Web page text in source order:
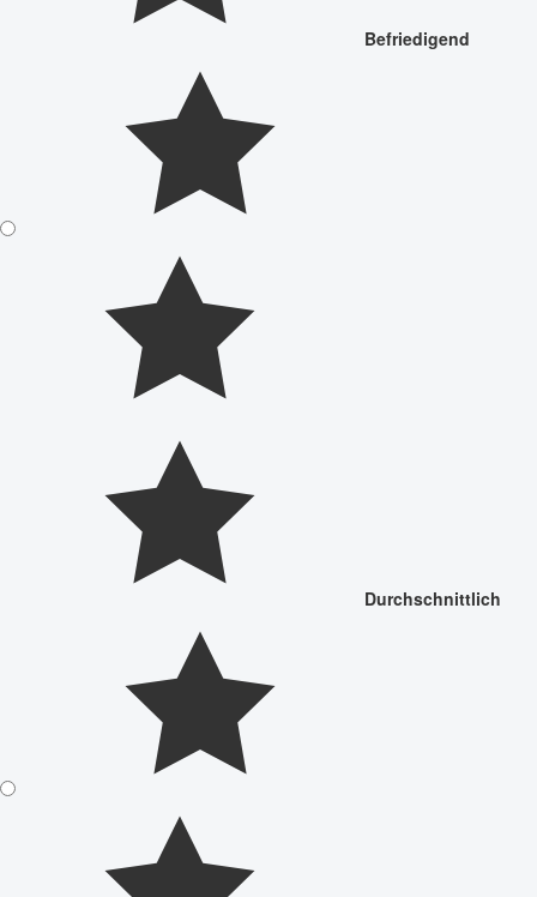
Befriedigend
Durchschnittlich